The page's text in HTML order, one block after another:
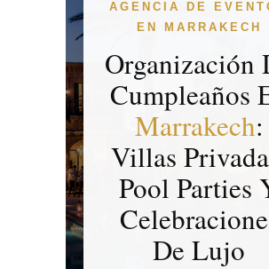
AGENCIA DE
EN MARRAKECH
Organización
Cumpleaños
Marrakech:
Villas
Pool Parties
De Lujo